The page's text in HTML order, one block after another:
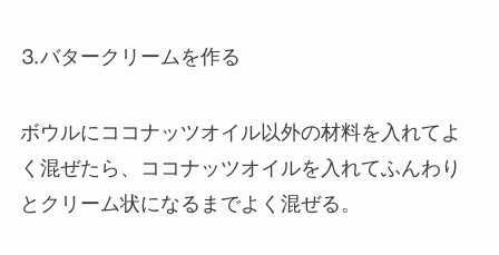
⒊バタークリームを作る
ボウルにココナッツオイル以外の材料を入れてよ
く混ぜたら、ココナッツオイルを入れてふんわり
とクリーム状になるまでよく混ぜる。